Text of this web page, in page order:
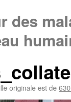
des
originale est de